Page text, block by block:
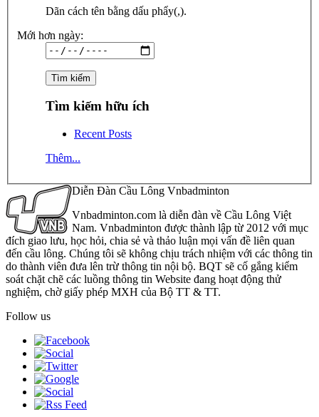
Dãn cách tên bằng dấu phẩy(,).
Mới hơn ngày:
Tìm kiếm hữu ích
Recent Posts
Thêm...
Diễn Đàn Cầu Lông Vnbadminton
Vnbadminton.com là diễn đàn về Cầu Lông Việt
Nam. Vnbadminton được thành lập từ 2012 với mục
đích giao lưu, học hỏi, chia sẻ và thảo luận mọi vấn đề liên quan
đến cầu lông. Chúng tôi sẽ không chịu trách nhiệm với các thông tin
do thành viên đưa lên trừ thông tin nội bộ. BQT sẽ cố gắng kiểm
soát chặt chẽ các luồng thông tin Website đang hoạt động thử
nghiệm, chờ giấy phép MXH của Bộ TT & TT.
Follow us